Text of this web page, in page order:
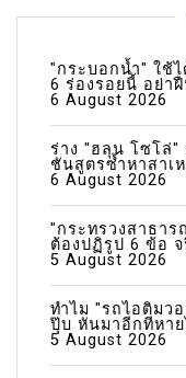
"กระบอกน้ำ" ใช้
6 ร่องรอยนี้ อย่า
6 August 2026
ร่าง "ฮลุน โซโล่"
ชันสูตรซ้ำหาสาเ
6 August 2026
"กระทรวงสาธา
ต้องปฏิรูป 6 ข้อ จ
5 August 2026
ทำไม "รถไอติมว
ปุ๊บ หันมาอีกทีหา
5 August 2026